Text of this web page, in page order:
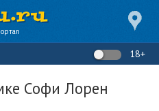
18+
Софи Лорен